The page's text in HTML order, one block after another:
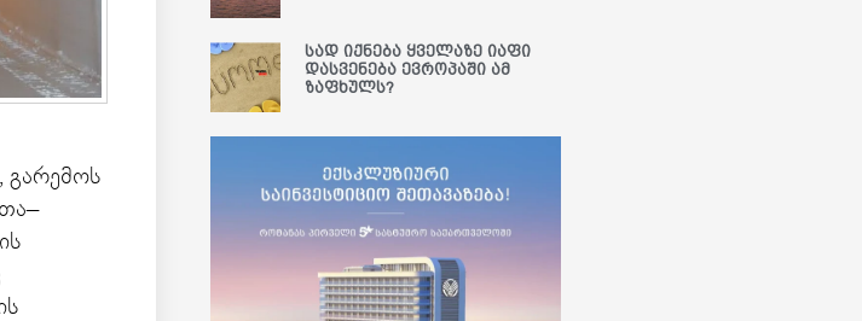
გარემოს
სად იქნება ყველაზე იაფი
დასვენება ევროპაში ამ
ზაფხულს?